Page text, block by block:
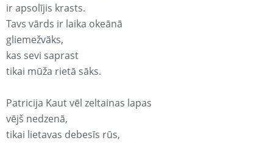
ir apsolījis krasts.
Tavs vārds ir laika okeānā
gliemežvāks,
kas sevi saprast
tikai mūža rietā sāks.
Patricija Kaut vēl zeltainas lapas
vējš nedzenā,
tikai lietavas debesīs rūs,